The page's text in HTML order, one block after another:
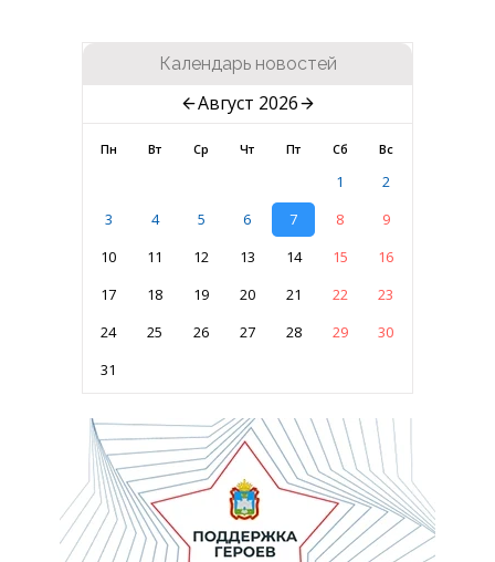
Календарь новостей
Август 2026
Пн Вт Ср Чт Пт Сб Вс
1
2
3
4 5 6 7 8
9
10
11 12 13 14 15
16
17
18 19 20 21 22
23
24
25 26 27 28 29
30
31